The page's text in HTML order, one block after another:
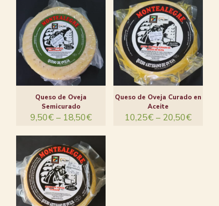
Queso de Oveja
Semicurado
9,50€– 18,50€
Queso de Oveja Curado en
Aceite
10,25€– 20,50€